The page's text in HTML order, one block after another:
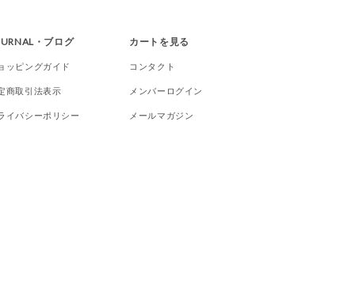
・ブログ
ッピングガイド
商取引法表示
イバシーポリシー
カートを見る
コンタクト
メンバーログイン
メールマガジン